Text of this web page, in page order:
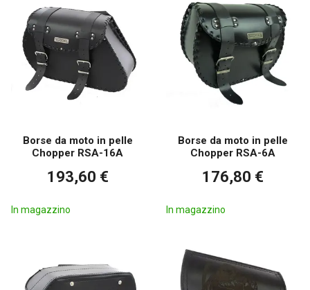
Borse da moto in pelle
Chopper RSA-16A
193,60 €
In magazzino
Borse da moto in pelle
Chopper RSA-6A
176,80 €
In magazzino